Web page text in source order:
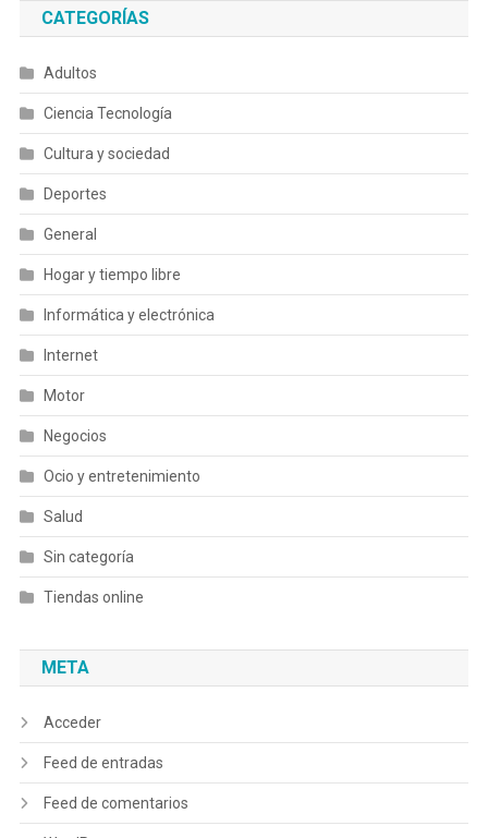
CATEGORÍAS
Adultos
Ciencia Tecnología
Cultura y sociedad
Deportes
General
Hogar y tiempo libre
Informática y electrónica
Internet
Motor
Negocios
Ocio y entretenimiento
Salud
Sin categoría
Tiendas online
META
Acceder
Feed de entradas
Feed de comentarios